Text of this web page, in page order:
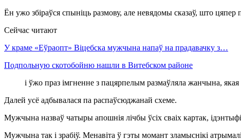
Ён ужо збіраўся спыніць размову, але невядомы сказаў, што
Сейчас читают
У краме «Еўраопт» Віцебска мужчына напаў на прадавачку з…
Подпольную скотобойню нашли в Витебском районе
і ўжо праз імгненне з пацярпелым размаўляла жанчына, якая
Далей усё адбывалася па распаўсюджанай схеме.
Мужчына назваў чатыры апошнія лічбы ўсіх сваіх картак,
Мужчына так і зрабіў. Менавіта ў гэты момант зламыснікі